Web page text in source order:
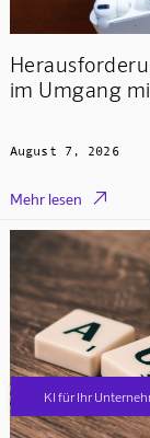
KI für Ihr
Online
im Umgang
August 7, 2026
Mehr lesen 